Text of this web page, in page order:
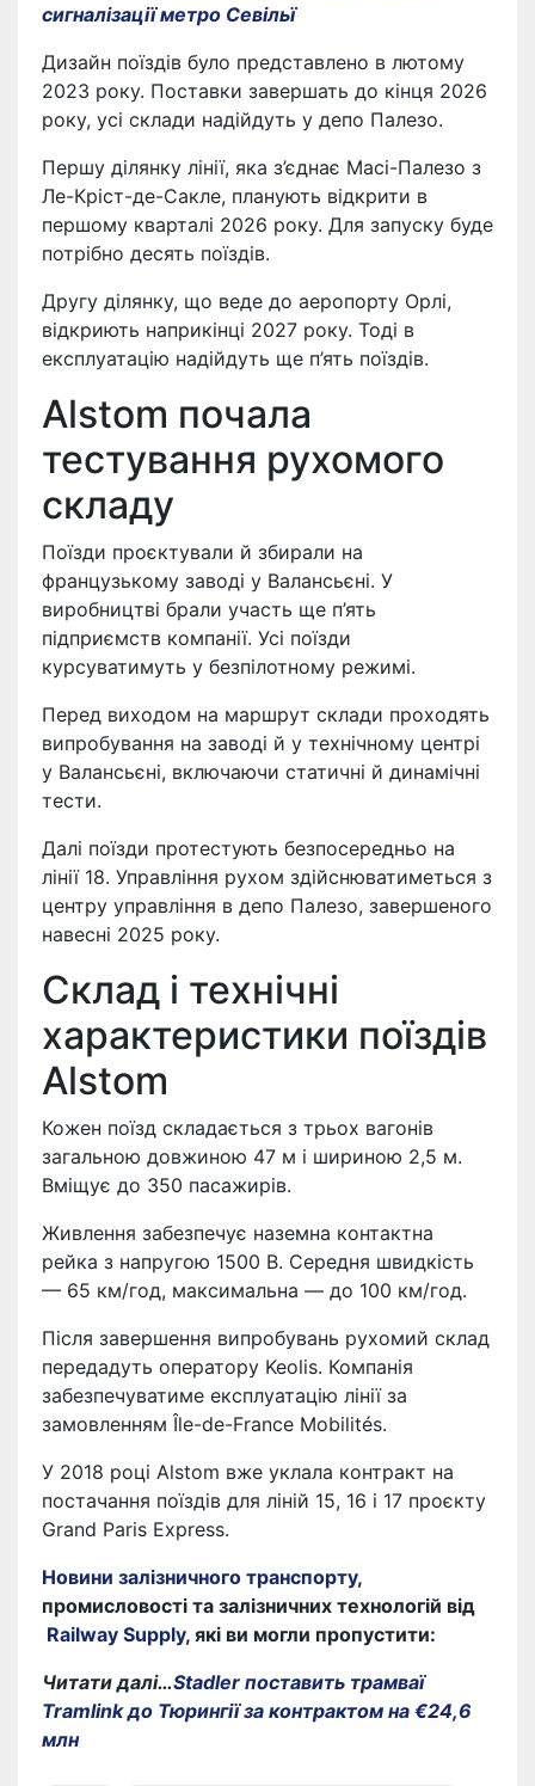
сигналізації метро Севільї
Дизайн поїздів було представлено в лютому
2023 року. Поставки завершать до кінця 2026
року, усі склади надійдуть у депо Палезо.
Першу ділянку лінії, яка з’єднає Масі-Палезо з
Ле-Кріст-де-Сакле, планують відкрити в
першому кварталі 2026 року. Для запуску буде
потрібно десять поїздів.
Другу ділянку, що веде до аеропорту Орлі,
відкриють наприкінці 2027 року. Тоді в
експлуатацію надійдуть ще п’ять поїздів.
Alstom почала
тестування рухомого
складу
Поїзди проєктували й збирали на
французькому заводі у Валансьєні. У
виробництві брали участь ще п’ять
підприємств компанії. Усі поїзди
курсуватимуть у безпілотному режимі.
Перед виходом на маршрут склади проходять
випробування на заводі й у технічному центрі
у Валансьєні, включаючи статичні й динамічні
тести.
Далі поїзди протестують безпосередньо на
лінії 18. Управління рухом здійснюватиметься з
центру управління в депо Палезо, завершеного
навесні 2025 року.
Склад і технічні
характеристики поїздів
Alstom
Кожен поїзд складається з трьох вагонів
загальною довжиною 47 м і шириною 2,5 м.
Вміщує до 350 пасажирів.
Живлення забезпечує наземна контактна
рейка з напругою 1500 В. Середня швидкість
— 65 км/год, максимальна — до 100 км/год.
Після завершення випробувань рухомий склад
передадуть оператору Keolis. Компанія
забезпечуватиме експлуатацію лінії за
замовленням Île-de-France Mobilités.
У 2018 році Alstom вже уклала контракт на
постачання поїздів для ліній 15, 16 і 17 проєкту
Grand Paris Express.
Новини залізничного транспорту,
промисловості та залізничних технологій від
Railway Supply, які ви могли пропустити:
Читати далі…Stadler поставить трамваї
Tramlink до Тюрингії за контрактом на €24,6
млн